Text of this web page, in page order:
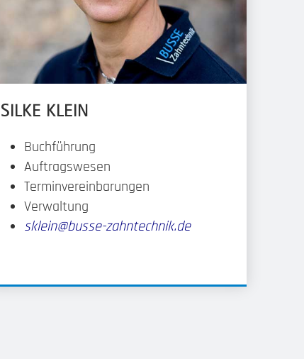
SILKE KLEIN
Buchführung
Auftragswesen
Terminvereinbarungen
Verwaltung
sklein@busse-zahntechnik.de